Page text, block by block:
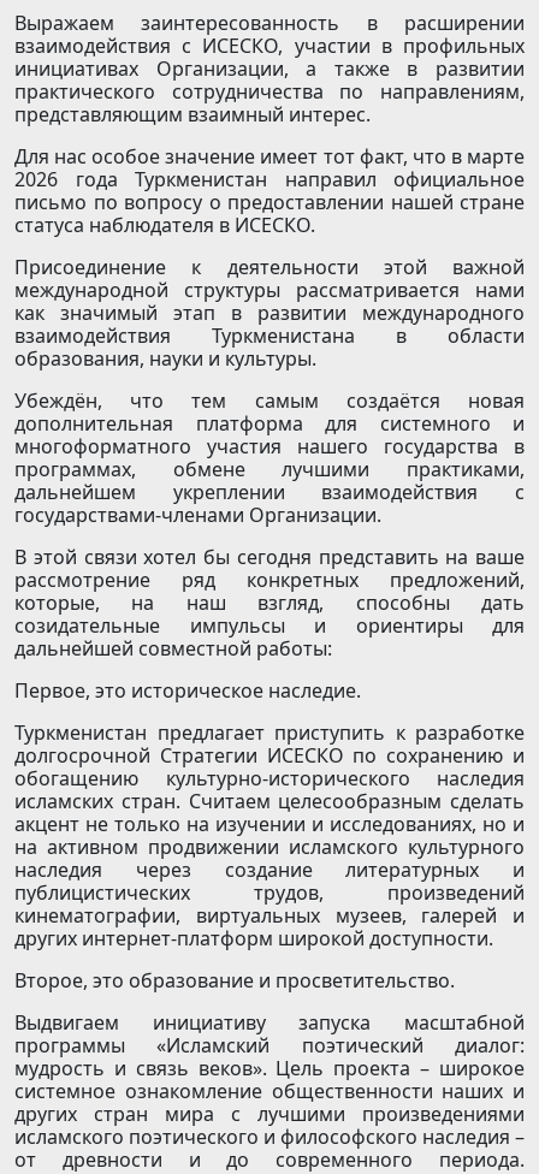
Выражаем заинтересованность в расширении
взаимодействия с ИСЕСКО, участии в профильных
инициативах Организации, а также в развитии
практического сотрудничества по направлениям,
представляю­щим взаимный интерес.
Для нас особое значение имеет тот факт, что в марте
2026 года Туркменистан направил официальное
письмо по вопросу о предоставлении нашей стране
статуса наблюдателя в ИCECКO.
Присоединение к деятельности этой важной
международной структуры рассматривается нами
как значимый этап в развитии международного
взаимодействия Туркменистана в области
образования, науки и культуры.
Убеждён, что тем самым создаётся новая
дополнительная платформа для системного и
многоформатного участия нашего государства в
программах, обмене лучшими практиками,
дальнейшем укреплении взаимо­действия с
государствами-членами Организации.
В этой связи хотел бы сегодня представить на ваше
рассмотрение ряд конкретных предложений,
которые, на наш взгляд, способны дать
созидательные импульсы и ориентиры для
дальнейшей совместной работы:
Первое, это историческое наследие.
Туркменистан предлагает приступить к разработке
долгосрочной Стратегии ИСЕСКО по сохранению и
обогащению культурно-исторического наследия
исламских стран. Считаем целесообразным сделать
акцент не только на изучении и исследованиях, но и
на активном продвижении исламского культурного
наследия через создание литературных и
публицистических трудов, произведений
кинематографии, виртуальных музеев, галерей и
других интернет-платформ широкой доступности.
Второе, это образование и просветительство.
Выдвигаем инициативу запуска масштабной
программы «Исламский поэтический диалог:
мудрость и связь веков». Цель проекта – широкое
системное ознакомление общественности наших и
других стран мира с лучшими произведениями
исламского поэтического и философского наследия –
от древности и до современного периода.